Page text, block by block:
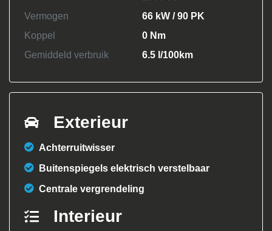
Vermogen
66 kW / 90 PK
Koppel
0 Nm
Gemiddeld verbruik
6.5 l/100km
Exterieur
Achterruitwisser
Buitenspiegels elektrisch verstelbaar
Centrale vergrendeling
Interieur